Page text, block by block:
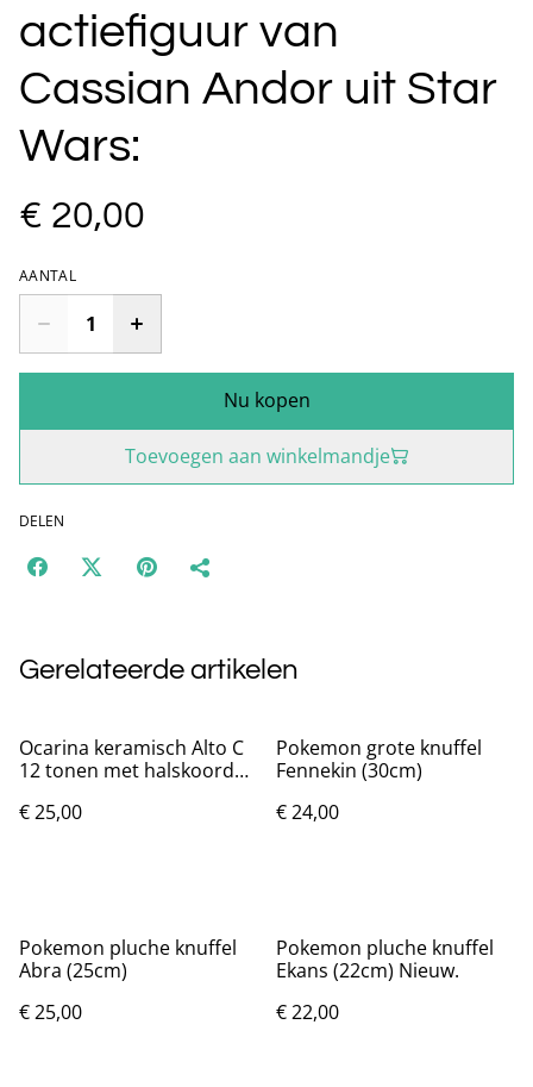
actiefiguur van
Cassian Andor uit Star
Wars:
€ 20,00
AANTAL
Nu kopen
Toevoegen aan winkelmandje
DELEN
Gerelateerde artikelen
Ocarina keramisch Alto C
12 tonen met halskoord
€ 25,00
Pokemon grote knuffel
Fennekin (30cm)
€ 24,00
Pokemon pluche knuffel
Abra (25cm)
€ 25,00
Pokemon pluche knuffel
Ekans (22cm) Nieuw.
€ 22,00